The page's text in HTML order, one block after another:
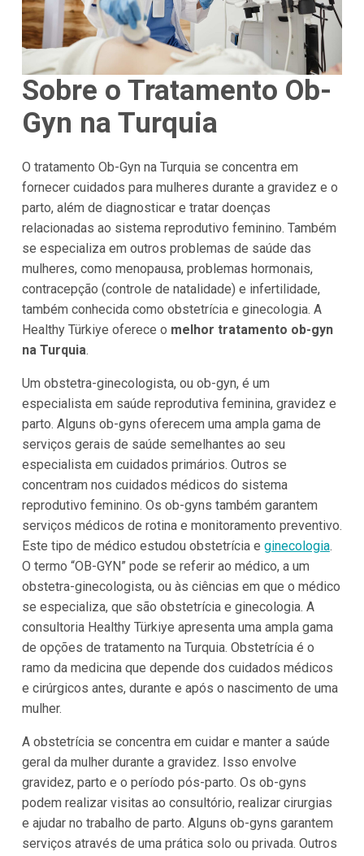
Sobre o Tratamento Ob-
Gyn na Turquia
O tratamento Ob-Gyn na Turquia se concentra em
fornecer cuidados para mulheres durante a gravidez e o
parto, além de diagnosticar e tratar doenças
relacionadas ao sistema reprodutivo feminino. Também
se especializa em outros problemas de saúde das
mulheres, como menopausa, problemas hormonais,
contracepção (controle de natalidade) e infertilidade,
também conhecida como obstetrícia e ginecologia. A
Healthy Türkiye oferece o melhor tratamento ob-gyn
na Turquia.
Um obstetra-ginecologista, ou ob-gyn, é um
especialista em saúde reprodutiva feminina, gravidez e
parto. Alguns ob-gyns oferecem uma ampla gama de
serviços gerais de saúde semelhantes ao seu
especialista em cuidados primários. Outros se
concentram nos cuidados médicos do sistema
reprodutivo feminino. Os ob-gyns também garantem
serviços médicos de rotina e monitoramento preventivo.
Este tipo de médico estudou obstetrícia e ginecologia.
O termo “OB-GYN” pode se referir ao médico, a um
obstetra-ginecologista, ou às ciências em que o médico
se especializa, que são obstetrícia e ginecologia. A
consultoria Healthy Türkiye apresenta uma ampla gama
de opções de tratamento na Turquia. Obstetrícia é o
ramo da medicina que depende dos cuidados médicos
e cirúrgicos antes, durante e após o nascimento de uma
mulher.
A obstetrícia se concentra em cuidar e manter a saúde
geral da mulher durante a gravidez. Isso envolve
gravidez, parto e o período pós-parto. Os ob-gyns
podem realizar visitas ao consultório, realizar cirurgias
e ajudar no trabalho de parto. Alguns ob-gyns garantem
serviços através de uma prática solo ou privada. Outros